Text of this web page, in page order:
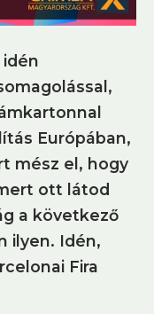
idén
Európában,
mész el, hogy
ott látod
a következő
ilyen. Idén,
Fira